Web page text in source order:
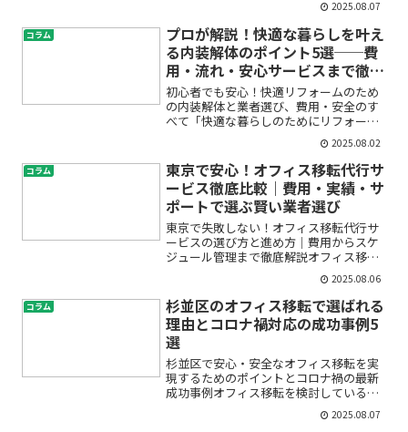
設備は欠かせない存在となっています。
しかし、「杉並区で空調設備を新設した
い」「エアコンの効きが悪...
2025.08.07
コラム
プロが解説！快適な暮らしを叶え
る内装解体のポイント5選──費
用・流れ・安心サービスまで徹底
ガイド
初心者でも安心！快適リフォームのため
の内装解体と業者選び、費用・安全のす
べて「快適な暮らしのためにリフォーム
を考えているけれど、内装解体って何か
ら始めればいいの？」はじめてのリフォ
ームやお部屋の解体に、不安や疑問を感
じていませんか。「費用は...
2025.08.02
コラム
東京で安心！オフィス移転代行サ
ービス徹底比較｜費用・実績・サ
ポートで選ぶ賢い業者選び
東京で失敗しない！オフィス移転代行サ
ービスの選び方と進め方｜費用からスケ
ジュール管理まで徹底解説オフィス移転
は多くの企業にとって、事業の転機とな
る大きなイベントです。しかし、実際に
「何から始めればいいの？」「どれくら
い費用がかかるの？」「失...
2025.08.06
コラム
杉並区のオフィス移転で選ばれる
理由とコロナ禍対応の成功事例5
選
杉並区で安心・安全なオフィス移転を実
現するためのポイントとコロナ禍の最新
成功事例オフィス移転を検討しているも
のの、「何から始めればいいの？」「コ
ロナ禍の今、本当に安全に移転できる
2025.08.07